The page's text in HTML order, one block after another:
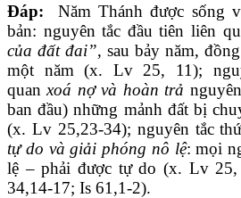
Đáp: Năm Thánh được sống
bản: nguyên tắc đầu tiên liên
của đất đai”, sau bảy năm,
một năm (x. Lv 25, 11);
quanxoá nợ và hoàn trả
ban đầu) những mảnh đất bị
(x. Lv 25,23-34); nguyên tắc
tự do và giải phóng nô lệ: mọi
lệ – phải được tự do (x. Lv
34,14-17; Is 61,1-2).